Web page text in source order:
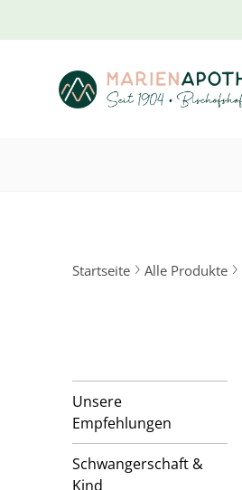
Startseite Alle Produkte
Unsere
Empfehlungen
Schwangerschaft &
Kind